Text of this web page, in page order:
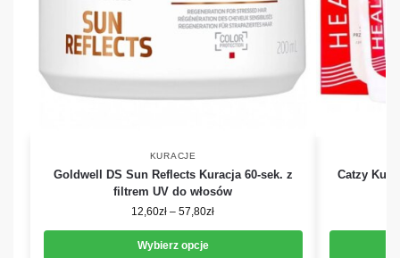
KURACJE
Goldwell DS Sun Reflects Kuracja 60-sek. z
filtrem UV do włosów
12,60zł – 57,80zł
Wybierz opcje
Catzy